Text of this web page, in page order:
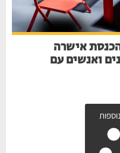
אישרה
ואנשים עם